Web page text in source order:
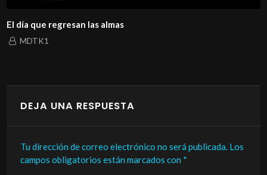
día que regresan las almas
MDTK1
DEJA UNA RESPUESTA
Tu dirección de correo electrónico no será publicada. Los
campos obligatorios están marcados con *